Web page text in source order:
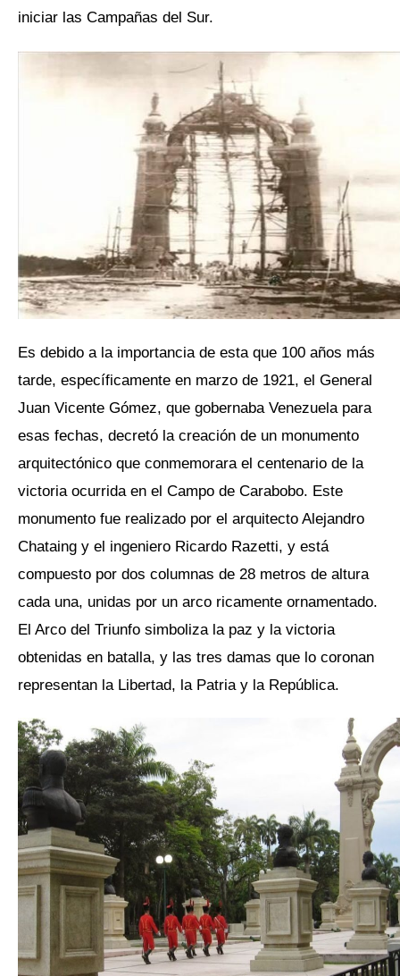
iniciar las Campañas del Sur.
Es debido a la importancia de esta que 100 años más
tarde, específicamente en marzo de 1921, el General
Juan Vicente Gómez, que gobernaba Venezuela para
esas fechas, decretó la creación de un monumento
arquitectónico que conmemorara el centenario de la
victoria ocurrida en el Campo de Carabobo. Este
monumento fue realizado por el arquitecto Alejandro
Chataing y el ingeniero Ricardo Razetti, y está
compuesto por dos columnas de 28 metros de altura
cada una, unidas por un arco ricamente ornamentado.
El Arco del Triunfo simboliza la paz y la victoria
obtenidas en batalla, y las tres damas que lo coronan
representan la Libertad, la Patria y la República.